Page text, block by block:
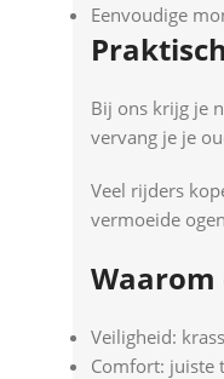
Eenvoudige
Bij ons krijg je
vervang je je
Veel rijders
vermoeide
Waarom
Veiligheid:
Comfort: juiste